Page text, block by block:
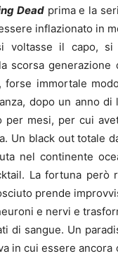
Dead prima e la
inflazionato in
voltasse il capo,
scorsa generazione
immortale
dopo un anno
per mesi, per cui
Un black out totale
nel continente
La fortuna
prende
e nervi e
di sangue. Un
in cui essere